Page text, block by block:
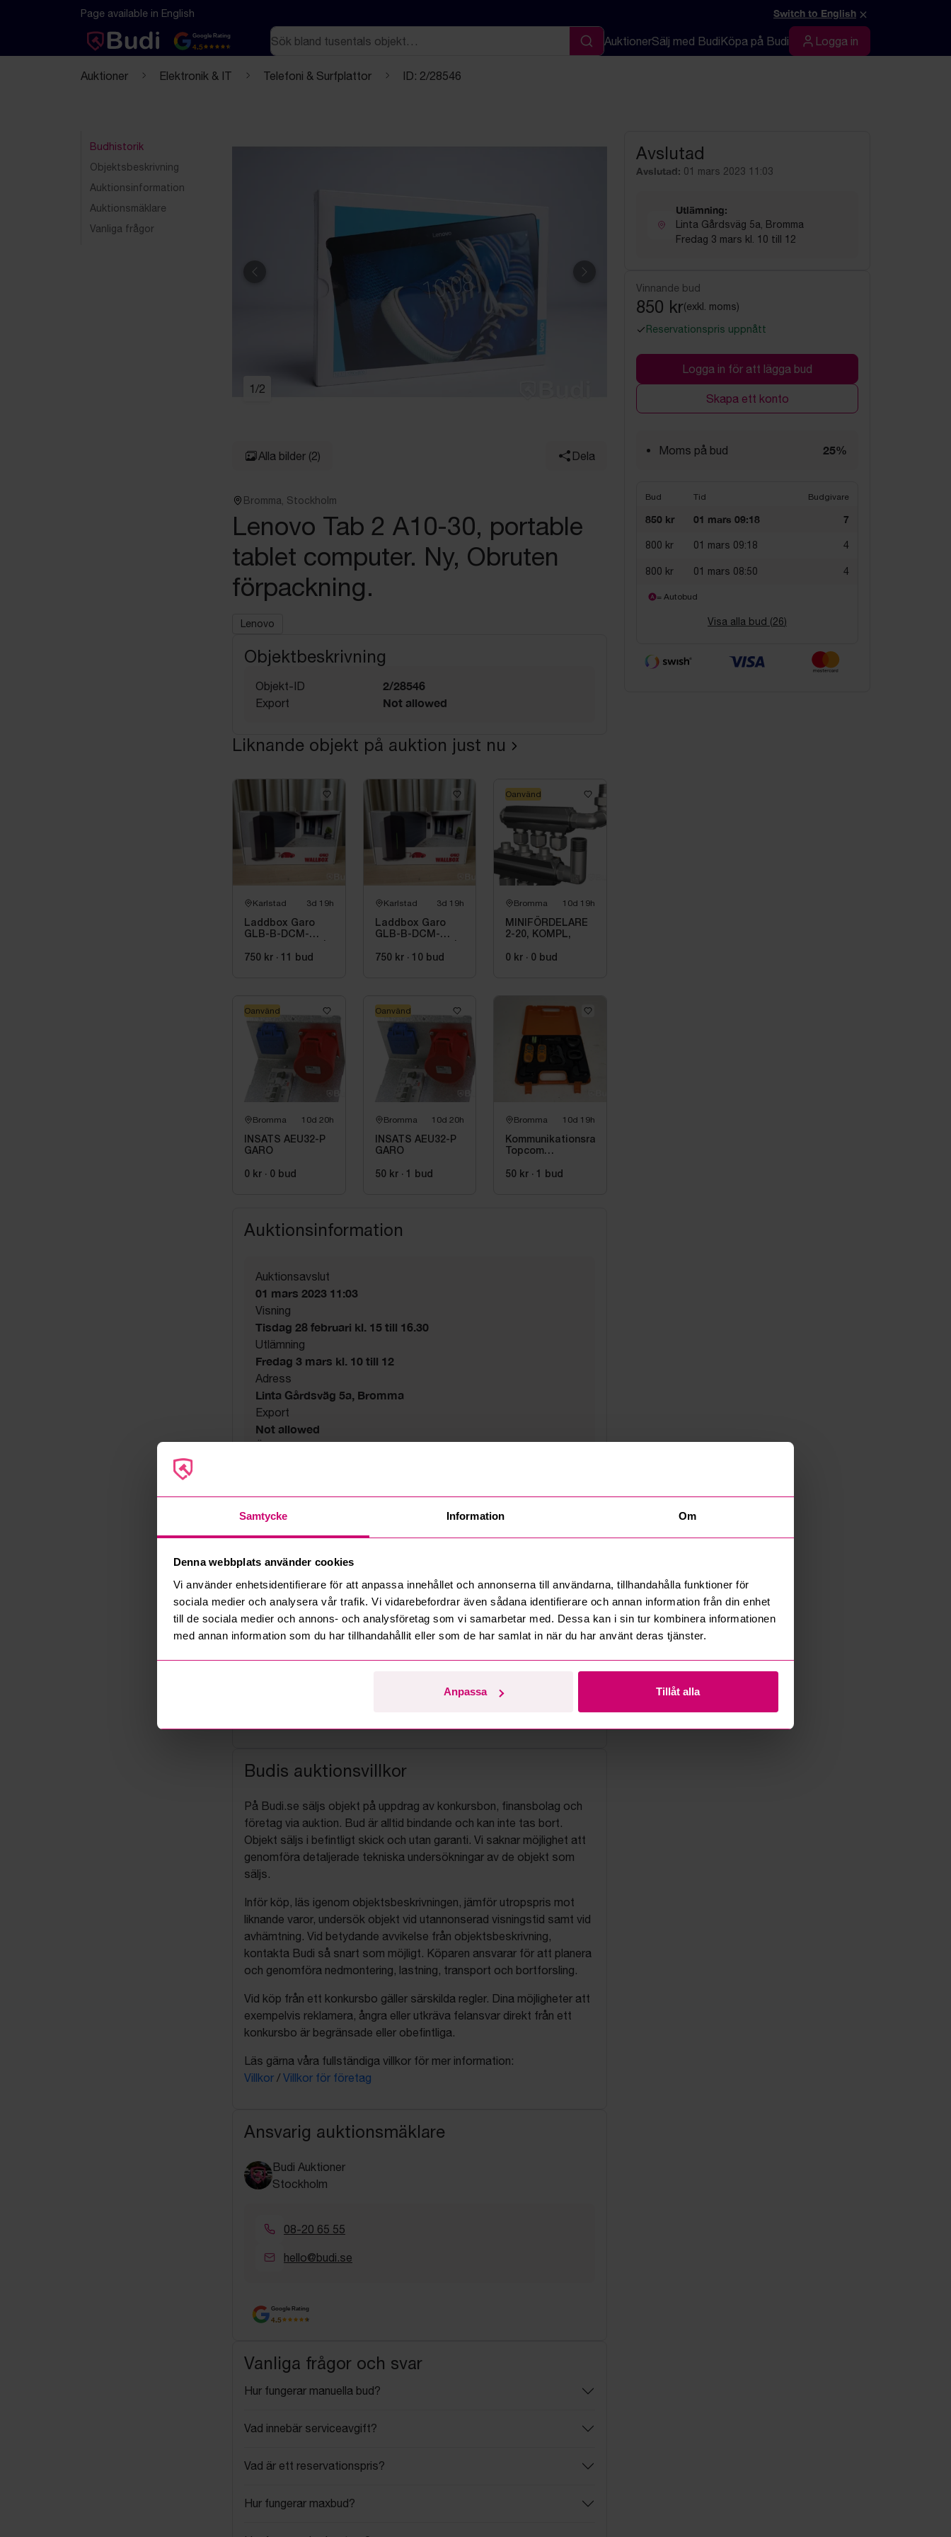
Samtycke Information Om
Denna webbplats använder cookies
Vi använder enhetsidentifierare för att anpassa innehållet och annonserna till användarna, tillhandahålla funktioner för
sociala medier och analysera vår trafik. Vi vidarebefordrar även sådana identifierare och annan information från din enhet
till de sociala medier och annons- och analysföretag som vi samarbetar med. Dessa kan i sin tur kombinera informationen
med annan information som du har tillhandahållit eller som de har samlat in när du har använt deras tjänster.
Anpassa Tillåt alla
Hoppa till innehåll
Textbaserad (markdown) version av denna sida
Page available in English Switch to English ×
Google Rating
4.5
Sök
Sök
AuktionerSälj med BudiKöpa på Budi Logga in
Logga in
Auktioner Elektronik & IT Telefoni & Surfplattor ID: 2/28546
Budhistorik
Objektsbeskrivning
Auktionsinformation
Auktionsmäklare
Vanliga frågor
Föregående Nästa
1 /2
Alla bilder (2) Dela
Bromma, Stockholm
Lenovo Tab 2 A10-30, portable
tablet computer. Ny, Obruten
förpackning.
Lenovo
Objektbeskrivning
Objekt-ID 2/28546
Export Not allowed
Liknande objekt på auktion just nu
Karlstad 3d 19h
Laddbox Garo
GLB-B-DCM-
22 kW | 3-fas
750 kr · 11 bud
Karlstad 3d 19h
Laddbox Garo
GLB-B-DCM-
22 kW | 3-fas
750 kr · 10 bud
Bromma 10d 19h
MINIFÖRDELARE
2-20, KOMPL,
0 kr · 0 bud
Oanvänd
Bromma 10d 20h
INSATS AEU32-P
GARO
0 kr · 0 bud
Oanvänd
Bromma 10d 20h
INSATS AEU32-P
GARO
50 kr · 1 bud
Oanvänd
Bromma 10d 19h
Kommunikationsradio
Topcom
st
50 kr · 1 bud
Auktionsinformation
Auktionsavslut
01 mars 2023 11:03
Visning
Tisdag 28 februari kl. 15 till 16.30
Utlämning
Fredag 3 mars kl. 10 till 12
Adress
Linta Gårdsväg 5a, Bromma
Export
Not allowed
Övrigt
Konkursbo
Budis auktionsvillkor
På Budi.se säljs objekt på uppdrag av konkursbon, finansbolag och
företag via auktion. Bud är alltid bindande och kan inte tas bort.
Objekt säljs i befintligt skick och utan garanti. Vi saknar möjlighet att
genomföra detaljerade tekniska undersökningar av de objekt som
säljs.
Inför köp, läs igenom objektsbeskrivningen, jämför utropspris mot
liknande varor, undersök objekt vid utannonserad visningstid samt vid
avhämtning. Vid betydande avvikelse från objektsbeskrivning,
kontakta Budi så snart som möjligt. Köparen ansvarar för att planera
och genomföra nedmontering, lastning, transport och bortforsling.
Vid köp från ett konkursbo gäller särskilda regler. Dina möjligheter att
exempelvis reklamera, ångra eller utkräva felansvar direkt från ett
konkursbo är begränsade eller obefintliga.
Läs gärna våra fullständiga villkor för mer information:
Villkor / Villkor för företag
Ansvarig auktionsmäklare
Budi Auktioner
Stockholm
08-20 65 55
hello@budi.se
Google Rating
4.5
Vanliga frågor och svar
Hur fungerar manuella bud?
Vad innebär serviceavgift?
Vad är ett reservationspris?
Hur fungerar maxbud?
Avslutad
Avslutad: 01 mars 2023 11:03
Utlämning:
Linta Gårdsväg 5a, Bromma
Fredag 3 mars kl. 10 till 12
Vinnande bud
850 kr(exkl. moms)
Reservationspris uppnått
Logga in för att lägga bud
Skapa ett konto
Moms på bud 25%
Bud Tid Budgivare
850 kr 01 mars 09:18 7
800 kr 01 mars 09:18 4
800 kr 01 mars 08:50 4
= Autobud
Visa alla bud (26)